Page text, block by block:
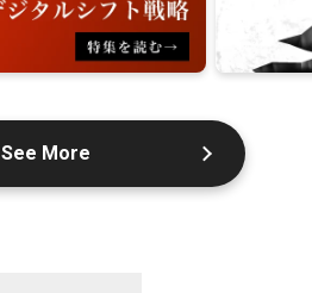
See More